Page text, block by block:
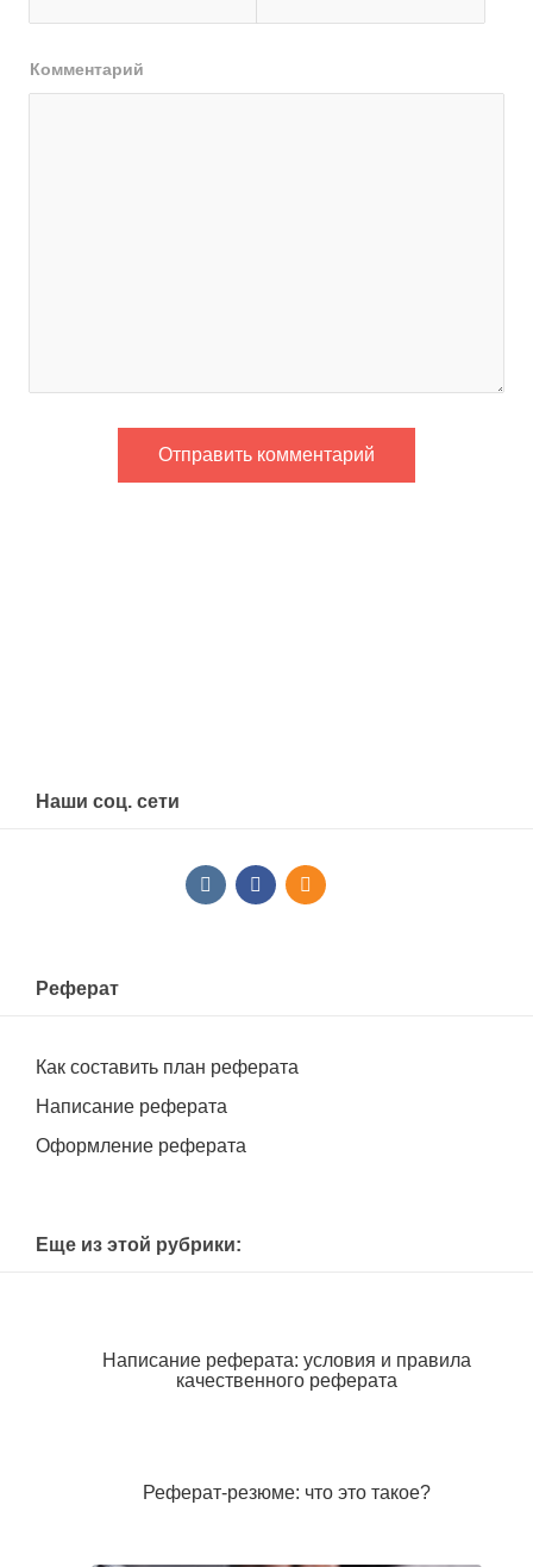
Комментарий
Наши соц. сети
Реферат
Как составить план реферата
Написание реферата
Оформление реферата
Еще из этой рубрики:
Написание реферата: условия и правила
качественного реферата
Реферат-резюме: что это такое?